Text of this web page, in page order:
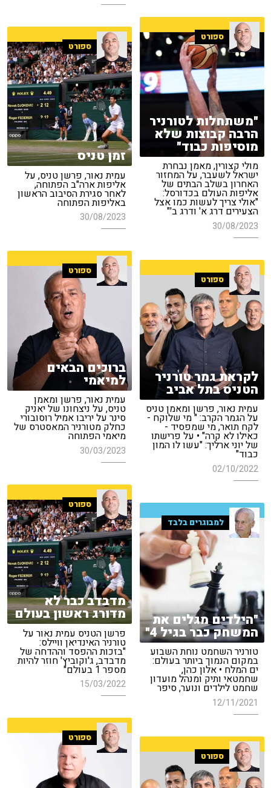
ספורט
"משתחלות לטורניר
הרבה קבוצות שלא
מוסיפות כבוד"
מולי קצורין, מאמן נבחרת
ישראל לשעבר, על המחזור
האחרון בשלב הבתים של
אליפות העולם בכדורסל:
"אולי צריך לעשות כמו אצל
הצעירים דרג א' ודרג ב'"
30/08/2023
ספורט
זמן טניס
עמית נאור, פרשן טניס, על
אליפות ארה"ב הפתוחה,
לאחר סגירת הסיבוב הראשון
באליפות הפתוחה
30/08/2023
ספורט
ברוכים הבאים
למיאמי
עמית נאור, פרשן ומאמן
טניס, על ניצחונו של יאניק
סינר על יריבו אמיל רוסובורי
כחלק מטורניר המאסטרס של
מיאמי הפתוחה
30/03/2023
ספורט
לקראת גמר טורניר
הטניס בתל אביב
עמית נאור, פרשן ומאמן טניס
על הגמר הקרב: " מי שלוקח -
לקח תואר, מי שמפסיד -
כאילו לא קרה" • על פרישתו
של יוני ארליך: "עשו לו המון
כבוד"
02/10/2022
ספורט
מדבדב כבר לא
מדורג ראשון בעולם
פרשן הטניס עמית נאור על
טורניר האינדיאן וויילס:
"בזכות ההפסד וההדחה של
מדבדב, ג'וקוביץ' חוזר להיות
מספר 1 בעולם"
15/03/2022
למבוגרים בלבד
"הילדים מגלים את
המשחק כבר בגיל 4"
טורניר השחמט נוחת השבוע
במקום הנמוך ביותר בעולם:
ים המלח • אלון כהן,
שחמטאי ותיק ומנהל מועדון
שחמט לילדים ונוער, סיפר
12/11/2021
ספורט
ספורט